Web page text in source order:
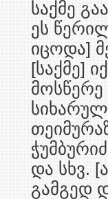
საქმე
ეს
იცოდა]
[საქმე]
მოსწერე
და სხვ.
გამგედ